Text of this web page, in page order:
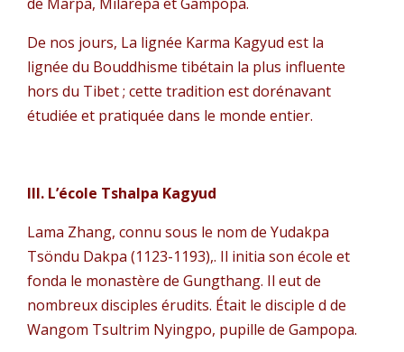
De nos jours, La lignée Karma Kagyud est la
lignée du Bouddhisme tibétain la plus influente
hors du Tibet ; cette tradition est dorénavant
étudiée et pratiquée dans le monde entier.
III. L’école Tshalpa Kagyud
Lama Zhang, connu sous le nom de Yudakpa
Tsöndu Dakpa (1123-1193),. Il initia son école et
fonda le monastère de Gungthang. Il eut de
nombreux disciples érudits. Était le disciple d de
Wangom Tsultrim Nyingpo, pupille de Gampopa.